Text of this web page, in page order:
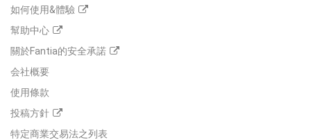
如何使用&體驗
幫助中心
關於Fantia的安全承諾
会社概要
使用條款
投稿方針
特定商業交易法之列表